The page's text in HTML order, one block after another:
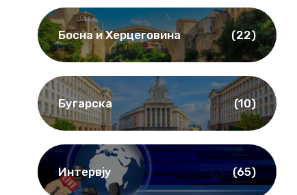
Босна и Херцеговина (22)
Бугарска (10)
Интервју (65)